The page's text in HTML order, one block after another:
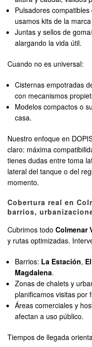
Pulsadores
usamos kits de la
Juntas y sellos de
alargando la vida útil.
Cuando no es universal:
Cisternas empotradas
con mecanismos
Modelos compactos o
casa.
Nuestro enfoque en
claro: máxima
tienes dudas entre toma
lateral del tanque o del
momento.
Cobertura real en
barrios,
Cubrimos todo Colmenar
y rutas optimizadas.
Barrios: La Estación,
Magdalena.
Zonas de chalets y
planificamos visitas por
Áreas comerciales y
afectan a uso público.
Tiempos de llegada